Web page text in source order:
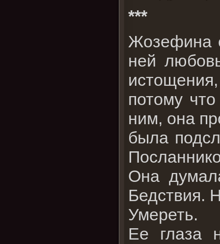
***
Жозефина
ней
потому
ним, она
была
Она
Бедствия.
Умереть.
Ее глаза